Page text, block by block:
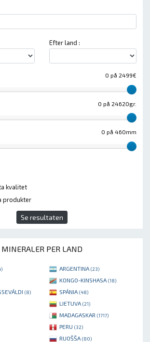
Efter land :
0 på 2499€
0 på 24620gr.
0 på 460mm
kvalitet
produkter
Se resultaten
MINERALER PER LAND
ARGENTINA (23)
KONGO-KINSHASA (18)
(8) SPÁNIA (48)
LIETUVA (21)
MADAGASKAR (1717)
PERU (32)
RUOŠŠA (80)